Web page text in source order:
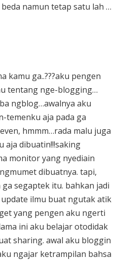
namun tetap satu lah …
kamu ga..???aku pengen
tentang nge-blogging…
ngblog…awalnya aku
temenku aja pada ga
hmmm…rada malu juga
aja dibuatin!!!saking
monitor yang nyediain
dibuatnya. tapi,
segaptek itu. bahkan jadi
ilmu buat ngutak atik
yang pengen aku ngerti
ini aku belajar otodidak
sharing. awal aku bloggin
ngajar ketrampilan bahsa